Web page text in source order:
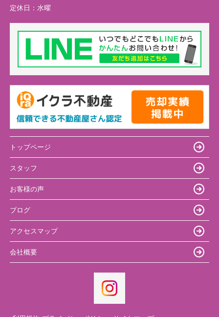
定休日： 水曜
トップページ
スタッフ
お客様の声
ブログ
アクセスマップ
会社概要